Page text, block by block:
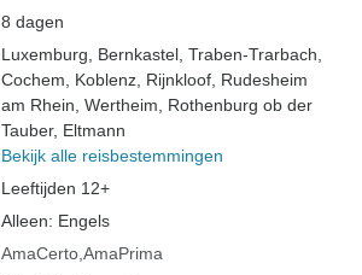
8 dagen
Luxemburg , Bernkastel , Traben-Trarbach
Cochem , Koblenz , Rijnkloof , Rudesheim
am Rhein , Wertheim , Rothenburg ob der
Tauber, Eltmann
Bekijk alle reisbestemmingen
Leeftijden 12+
Alleen: Engels
AmaCerto AmaPrima